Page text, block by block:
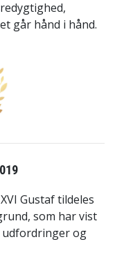
går hånd i hånd.
Gustaf tildeles
som har vist
udfordringer og